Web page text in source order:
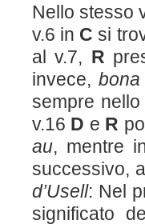
Nello stesso
v.6 in C si
al v.7, R
invece,
sempre
v.16 D e R
au, mentre
successivo,
d’Usell: Nel
significato